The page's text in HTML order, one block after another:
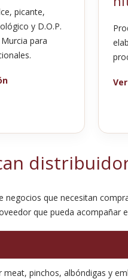
picante,
y D.O.P.
para
negocios que necesitan
que pueda acompañar
pinchos, albóndigas y